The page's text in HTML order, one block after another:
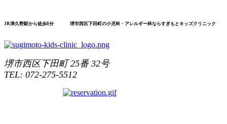
JR津久野駅から徒歩8分 堺市西区下田町の小児科 ・アレルギー科ならすぎもと キッズクリニック
堺市西区下田町 25番 32号
TEL: 072-275-5512